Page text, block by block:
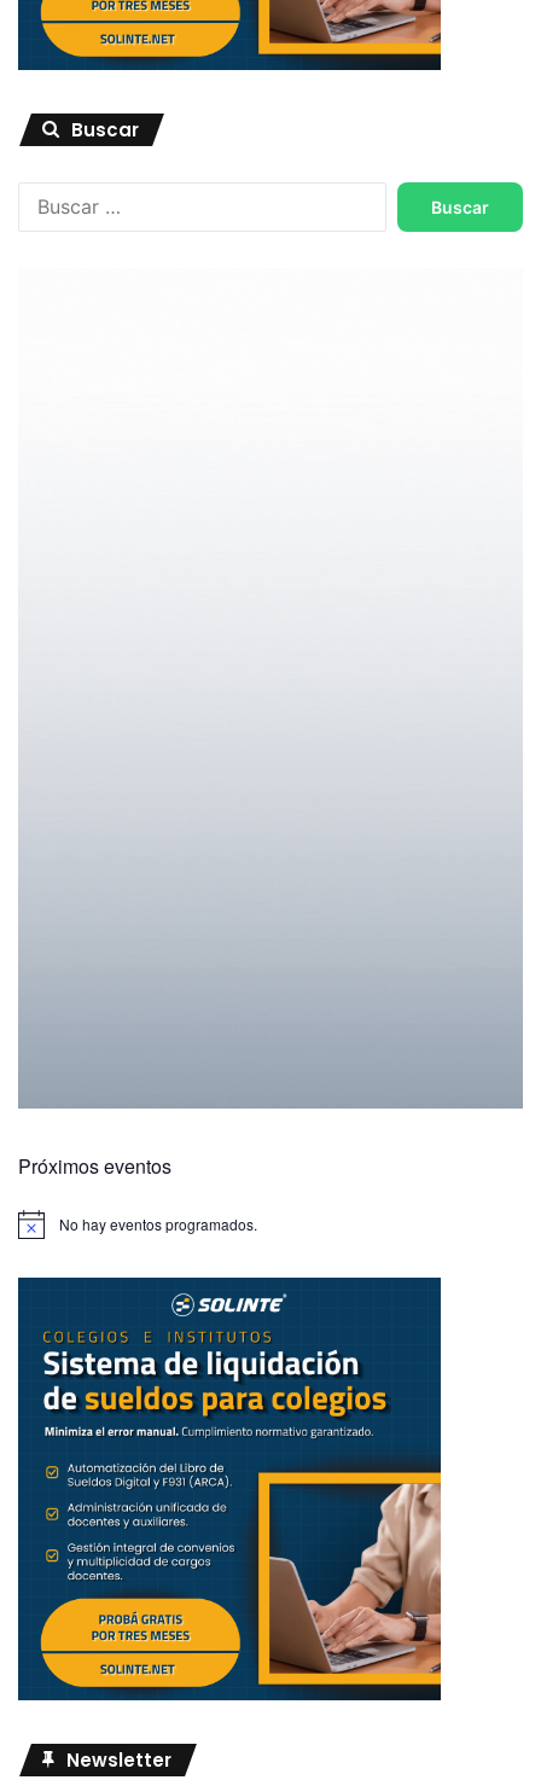
Buscar
Buscar:
Próximos eventos
No hay eventos programados.
Newsletter